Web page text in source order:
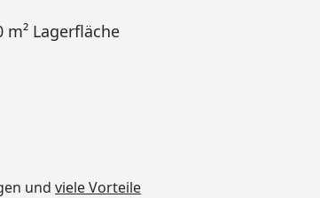
m² Lagerfläche
und viele Vorteile